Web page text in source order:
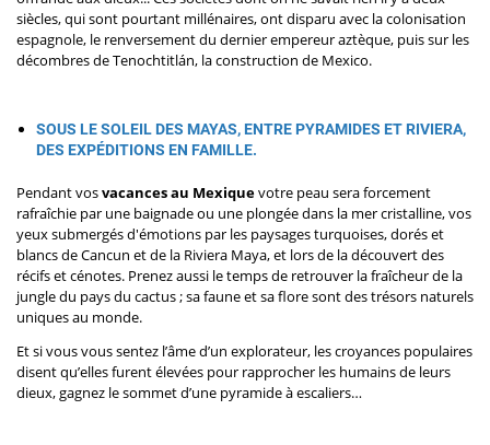
siècles, qui sont pourtant millénaires, ont disparu avec la colonisation
espagnole, le renversement du dernier empereur aztèque, puis sur les
décombres de Tenochtitlán, la construction de Mexico.
SOUS LE SOLEIL DES MAYAS, ENTRE PYRAMIDES ET RIVIERA,
DES EXPÉDITIONS EN FAMILLE.
Pendant vosvacances au Mexiquevotre peau sera forcement
rafraîchie par une baignade ou une plongée dans la mer cristalline, vos
yeux submergés d'émotions par les paysages turquoises, dorés et
blancs de Cancun et de la Riviera Maya, et lors de la découvert des
récifs et cénotes. Prenez aussi le temps de retrouver la fraîcheur de la
jungle du pays du cactus ; sa faune et sa flore sont des trésors naturels
uniques au monde.
Et si vous vous sentez l’âme d’un explorateur, les croyances populaires
disent qu’elles furent élevées pour rapprocher les humains de leurs
dieux, gagnez le sommet d’une pyramide à escaliers…